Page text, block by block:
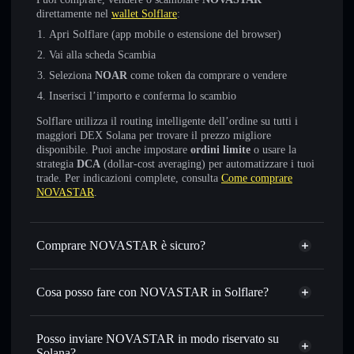
direttamente nel wallet Solflare:
Apri Solflare (app mobile o estensione del browser)
Vai alla scheda Scambia
Seleziona NOAR come token da comprare o vendere
Inserisci l’importo e conferma lo scambio
Solflare utilizza il routing intelligente dell’ordine su tutti i
maggiori DEX Solana per trovare il prezzo migliore
disponibile. Puoi anche impostare ordini limite o usare la
strategia DCA (dollar-cost averaging) per automatizzare i tuoi
trade. Per indicazioni complete, consulta Come comprare
NOVASTAR.
Comprare NOVASTAR è sicuro?
NOVASTAR non è verificato
Cosa posso fare con NOVASTAR in Solflare?
NOVASTAR
wallet Solflare
Scambiare istantaneamente— scambia NOAR in SOL,
USDC o in migliaia di altri token Solana al prezzo migliore
Posso inviare NOVASTAR in modo riservato su